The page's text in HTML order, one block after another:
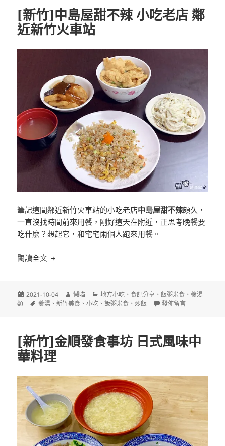
[新竹]中島屋甜不辣 小吃老店 鄰
近新竹火車站
筆記這間鄰近新竹火車站的小吃老店中島屋甜不辣頗久，
一直沒找時間前來用餐，剛好這天在附近，正思考晚餐要
吃什麼？想起它，和宅宅兩個人跑來用餐。
閱讀全文 [新竹]中島屋甜不辣 小吃老店 鄰近新竹火車站
發
佈
2021-10-04
作
者
懶喵
分
類
地方小吃 、食記分享 、飯粥米食 、羮湯
類
標
羮湯 、新竹美食 、小吃 、飯粥米食 、炒飯 在〈[新竹]中島屋甜不
發佈留言
[新竹]金順發食事坊 日式風味中
華料理